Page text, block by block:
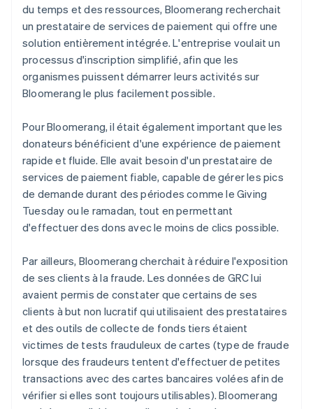
du temps et des ressources, Bloomerang recherchait
un prestataire de services de paiement qui offre une
solution entièrement intégrée. L'entreprise voulait un
processus d'inscription simplifié, afin que les
organismes puissent démarrer leurs activités sur
Bloomerang le plus facilement possible.
Pour Bloomerang, il était également important que les
donateurs bénéficient d'une expérience de paiement
rapide et fluide. Elle avait besoin d'un prestataire de
services de paiement fiable, capable de gérer les pics
de demande durant des périodes comme le Giving
Tuesday ou le ramadan, tout en permettant
d'effectuer des dons avec le moins de clics possible.
Par ailleurs, Bloomerang cherchait à réduire l'exposition
de ses clients à la fraude. Les données de GRC lui
avaient permis de constater que certains de ses
clients à but non lucratif qui utilisaient des prestataires
et des outils de collecte de fonds tiers étaient
victimes de tests frauduleux de cartes (type de fraude
lorsque des fraudeurs tentent d'effectuer de petites
transactions avec des cartes bancaires volées afin de
vérifier si elles sont toujours utilisables). Bloomerang